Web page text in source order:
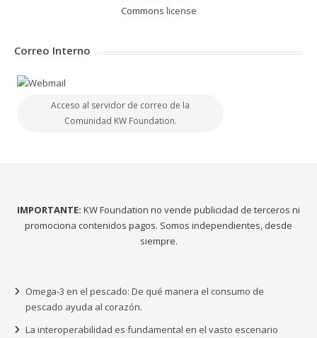
Commons license
Correo Interno
Acceso al servidor de correo de la
Comunidad KW Foundation.
IMPORTANTE: KW Foundation no vende publicidad de terceros ni
promociona contenidos pagos. Somos independientes, desde
siempre.
Omega-3 en el pescado: De qué manera el consumo de
pescado ayuda al corazón.
La interoperabilidad es fundamental en el vasto escenario